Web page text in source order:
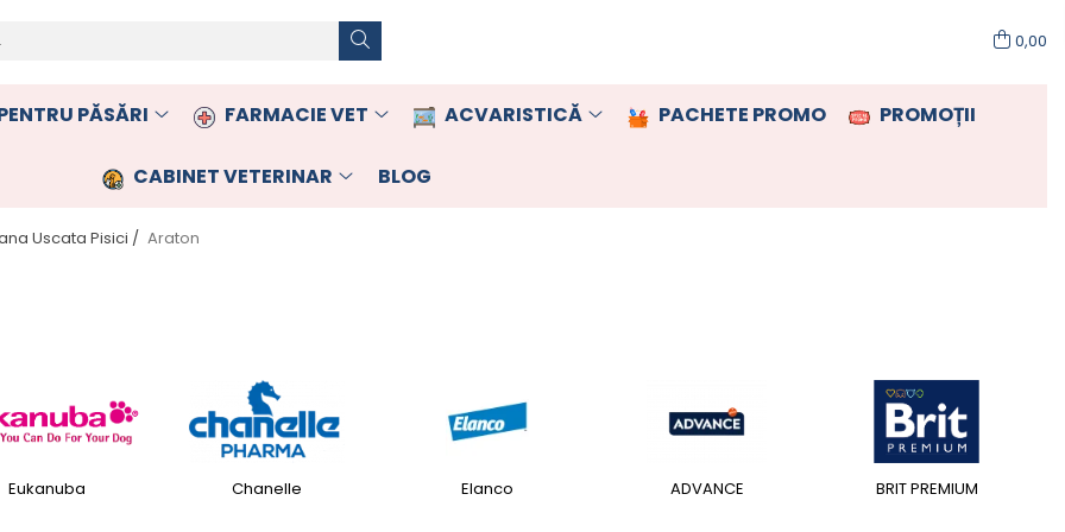
0,00
PĂSĂRI FARMACIE VET ACVARISTICĂ PACHETE PROMO PROMOȚII
CABINET VETERINAR BLOG
Uscata Pisici / Araton
Eukanuba Chanelle Elanco ADVANCE BRIT PREMIUM